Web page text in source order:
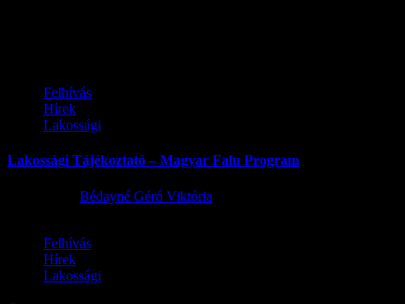
Felhívás
Hírek
Lakossági
Lakossági Tájékoztató – Magyar Falu Program
Bédayné Géró Viktória
Felhívás
Hírek
Lakossági